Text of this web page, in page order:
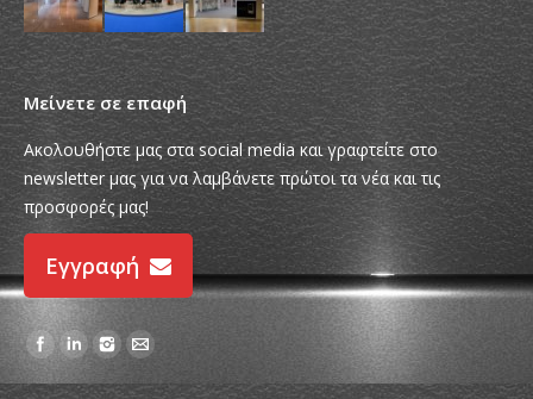
Μείνετε σε επαφή
Ακολουθήστε μας στα social media και γραφτείτε στο
newsletter μας για να λαμβάνετε πρώτοι τα νέα και τις
προσφορές μας!
Εγγραφή
Find us on: